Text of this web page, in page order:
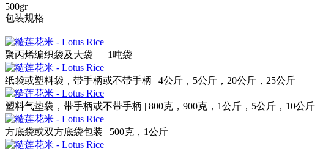
500gr
包装规格
聚丙烯编织袋及大袋 — 1吨袋
纸袋或塑料袋，带手柄或不带手柄 | 4公斤，5公斤，20公斤，25公斤
塑料气垫袋，带手柄或不带手柄 | 800克，900克，1公斤，5公斤，10公斤
方底袋或双方底袋包装 | 500克，1公斤